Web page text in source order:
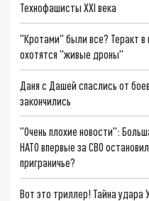
Технофашисты XXI века
"Кротами" были все? Теракт в
охотятся "живые дроны"
Даня с Дашей спаслись от
закончились
"Очень плохие новости":
НАТО впервые за СВО
приграничье?
Вот это триллер! Тайна удара